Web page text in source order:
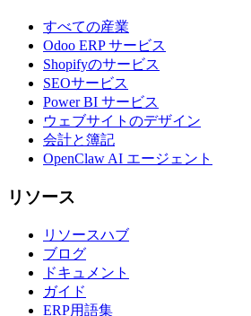
すべての産業
Odoo ERP サービス
Shopifyのサービス
SEOサービス
Power BI サービス
ウェブサイトのデザイン
会計と簿記
OpenClaw AI エージェント
リソース
リソースハブ
ブログ
ドキュメント
ガイド
ERP用語集